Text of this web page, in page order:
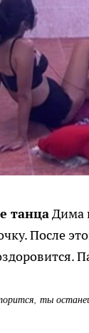
танцаДима
После
ты